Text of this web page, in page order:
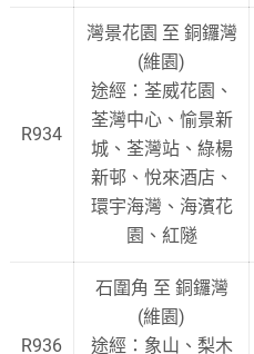
R934
灣景花園 至 銅鑼灣
(維園)
途經：荃威花園、
荃灣中心、愉景新
城、荃灣站、綠楊
新邨、悅來酒店、
環宇海灣、海濱花
園、紅隧
R936
石圍角 至 銅鑼灣
(維園)
途經：象山、梨木